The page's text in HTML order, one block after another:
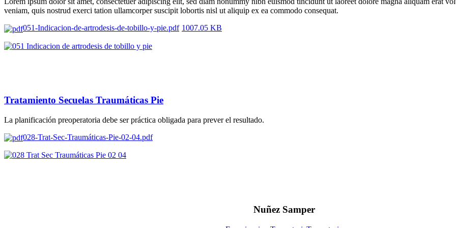
veniam, quis nostrud exerci tation ullamcorper suscipit lobortis nisl ut aliquip ex ea commodo consequat.
051-Indicacion-de-artrodesis-de-tobillo-y-pie.pdf 1007.05 KB
Tratamiento Secuelas Traumáticas Pie
La planificación preoperatoria debe ser práctica obligada para prever el resultado.
028-Trat-Sec-Traumáticas-Pie-02-04.pdf
Nuñez Samper